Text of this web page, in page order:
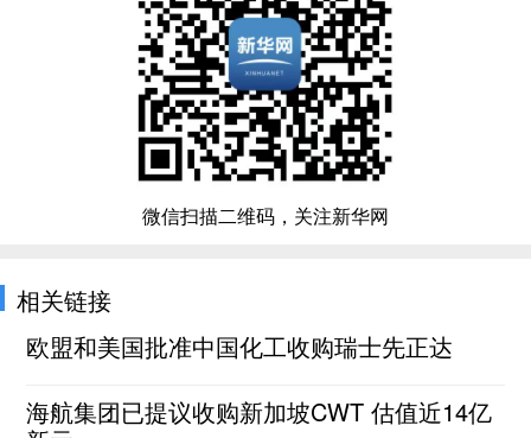
微信扫描二维码，关注新华网
相关链接
欧盟和美国批准中国化工收购瑞士先正达
海航集团已提议收购新加坡CWT 估值近14亿